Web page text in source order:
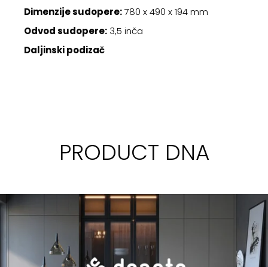
Dimenzije sudopere:780 x 490 x 194 mm
Odvod sudopere: 3,5 inča
Daljinski podizač
PRODUCT DNA